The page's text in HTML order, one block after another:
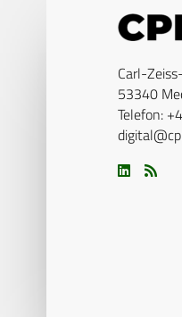
Carl-
53340
Telefon: